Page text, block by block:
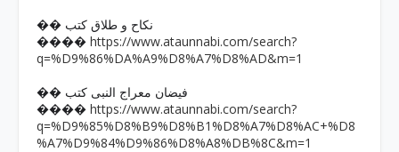
�� نکاح و طلاق کتب
���� https://www.ataunnabi.com/search?
q=%D9%86%DA%A9%D8%A7%D8%AD&m=1
�� فیضان معراج النبی کتب
���� https://www.ataunnabi.com/search?
q=%D9%85%D8%B9%D8%B1%D8%A7%D8%AC+%D8
%A7%D9%84%D9%86%D8%A8%DB%8C&m=1